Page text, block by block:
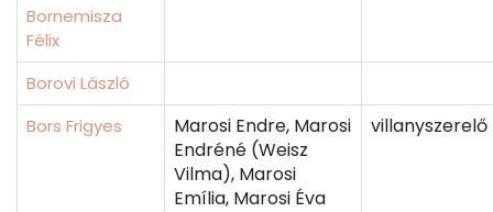
Bornemisza
Félix
Borovi László
Bors Frigyes
Marosi Endre, Marosi
Endréné (Weisz
Vilma), Marosi
Emília, Marosi Éva
villanyszerelő